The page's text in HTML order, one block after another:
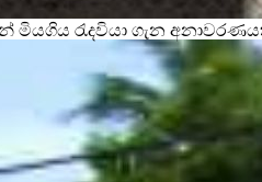
රැදවියා ගැන